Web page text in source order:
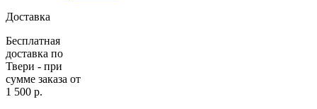
Доставка
Бесплатная
доставка по
Твери - при
сумме заказа от
1 500 р.